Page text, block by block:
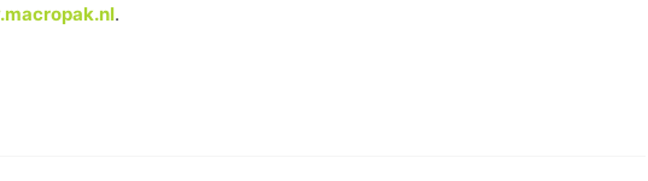
.